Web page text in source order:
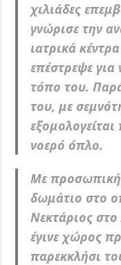
χιλιάδες
γνώρισε την
ιατρικά
επέστρεψε για
τόπο του.
του, με
νοερό όπλο.
Με προσωπική
δωμάτιο στο
Νεκτάριος
έγινε χώρος
παρεκκλήσι